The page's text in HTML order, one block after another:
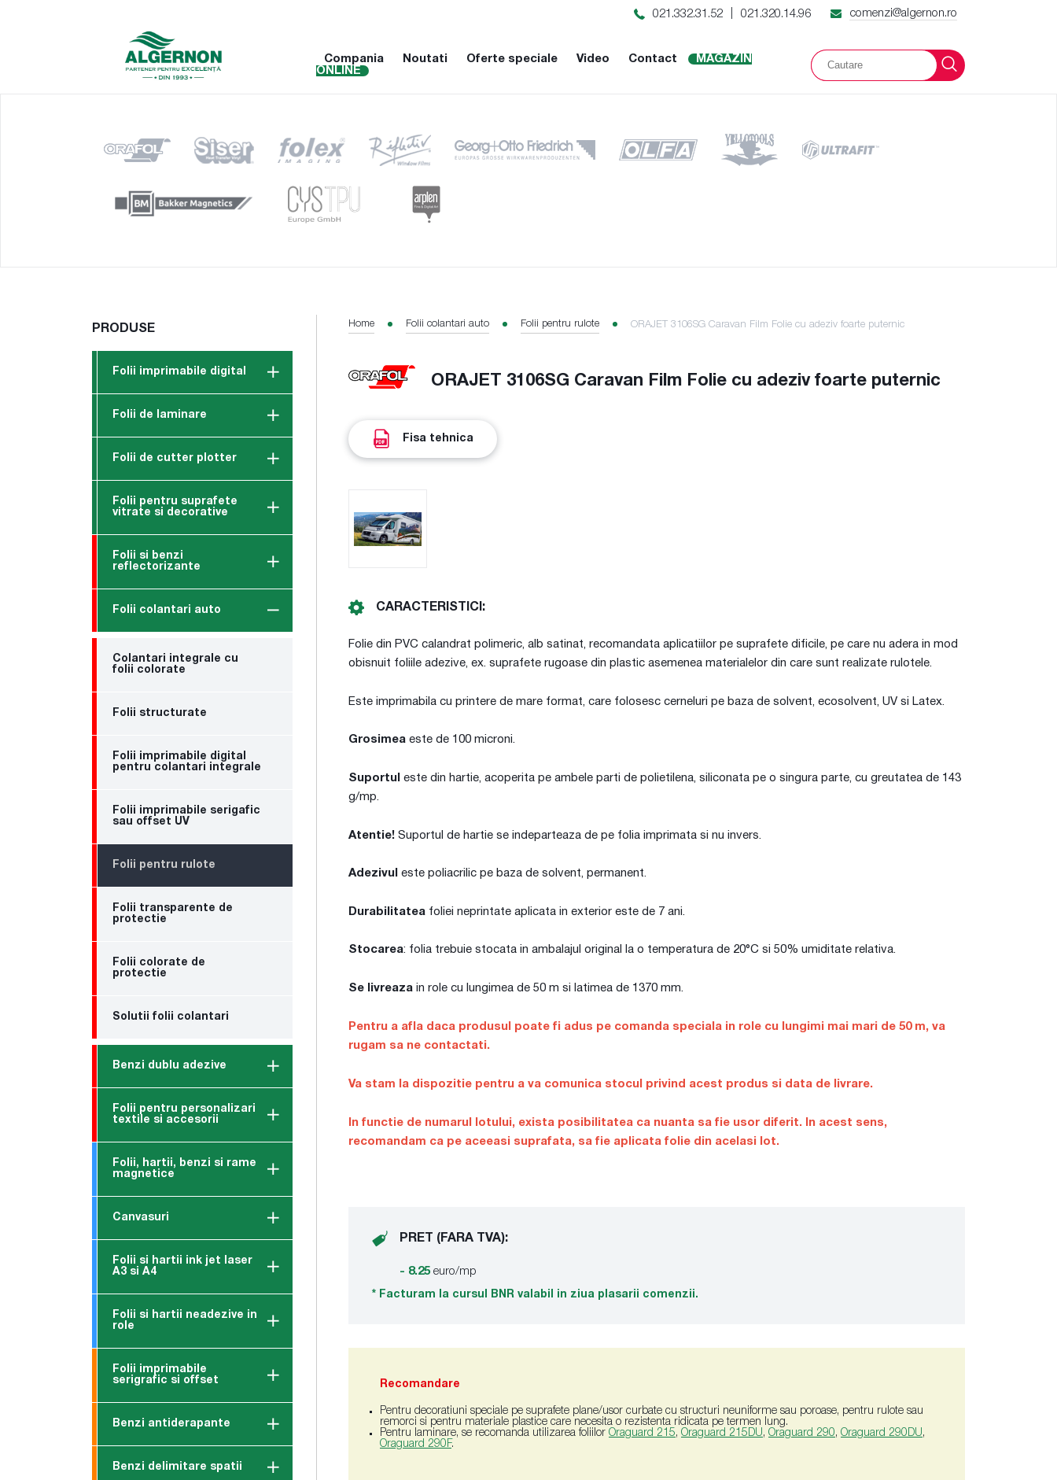
021.332.31.52 021.320.14.96 comenzi@algernon.ro
Compania Noutati Oferte speciale Video Contact
MAGAZIN
ONLINE
PRODUSE
Folii imprimabile digital
Folii de laminare
Folii de cutter plotter
Folii pentru suprafete
vitrate si decorative
Folii si benzi
reflectorizante
Folii colantari auto
Colantari integrale cu
folii colorate
Folii structurate
Folii imprimabile digital
pentru colantari integrale
Folii imprimabile serigafic
sau offset UV
Folii pentru rulote
Folii transparente de
protectie
Folii colorate de
protectie
Solutii folii colantari
Benzi dublu adezive
Folii pentru personalizari
textile si accesorii
Folii, hartii, benzi si rame
magnetice
Canvasuri
Folii si hartii ink jet laser
A3 si A4
Folii si hartii neadezive in
role
Folii imprimabile
serigrafic si offset
Benzi antiderapante
Benzi delimitare spatii
Home Folii colantari auto Folii pentru rulote ORAJET 3106SG Caravan Film Folie cu adeziv foarte puternic
ORAJET 3106SG Caravan Film Folie cu adeziv foarte puternic
Fisa tehnica
CARACTERISTICI:
Folie din PVC calandrat polimeric, alb satinat, recomandata aplicatiilor pe suprafete dificile, pe care nu adera in mod
obisnuit foliile adezive, ex. suprafete rugoase din plastic asemenea materialelor din care sunt realizate rulotele.
Este imprimabila cu printere de mare format, care folosesc cerneluri pe baza de solvent, ecosolvent, UV si Latex.
Grosimea este de 100 microni.
Suportul este din hartie, acoperita pe ambele parti de polietilena, siliconata pe o singura parte, cu greutatea de 143
g/mp.
Atentie! Suportul de hartie se indeparteaza de pe folia imprimata si nu invers.
Adezivul este poliacrilic pe baza de solvent, permanent.
Durabilitatea foliei neprintate aplicata in exterior este de 7 ani.
Stocarea: folia trebuie stocata in ambalajul original la o temperatura de 20°C si 50% umiditate relativa.
Se livreaza in role cu lungimea de 50 m si latimea de 1370 mm.
Pentru a afla daca produsul poate fi adus pe comanda speciala in role cu lungimi mai mari de 50 m, va
rugam sa ne contactati.
Va stam la dispozitie pentru a va comunica stocul privind acest produs si data de livrare.
In functie de numarul lotului, exista posibilitatea ca nuanta sa fie usor diferit. In acest sens,
recomandam ca pe aceeasi suprafata, sa fie aplicata folie din acelasi lot.
PRET (FARA TVA):
- 8.25 euro/mp
* Facturam la cursul BNR valabil in ziua plasarii comenzii.
Recomandare
Pentru decoratiuni speciale pe suprafete plane/usor curbate cu structuri neuniforme sau poroase, pentru rulote sau
remorci si pentru materiale plastice care necesita o rezistenta ridicata pe termen lung.
Pentru laminare, se recomanda utilizarea foliilor Oraguard 215, Oraguard 215DU, Oraguard 290, Oraguard 290DU,
Oraguard 290F.